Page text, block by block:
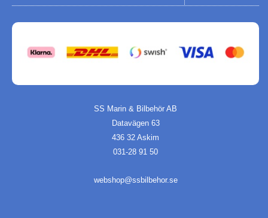
SS Marin & Bilbehör AB
Datavägen 63
436 32 Askim
031-28 91 50
webshop@ssbilbehor.se